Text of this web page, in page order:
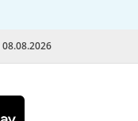
08.08.2026